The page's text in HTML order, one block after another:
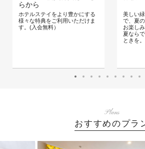
らから
ホテルステイをより豊かにする
様々な特典をご利用いただけま
す。(入会無料）
美しい
で、夏
お楽し
夏なら
ときを
Plans
おすすめのプラ